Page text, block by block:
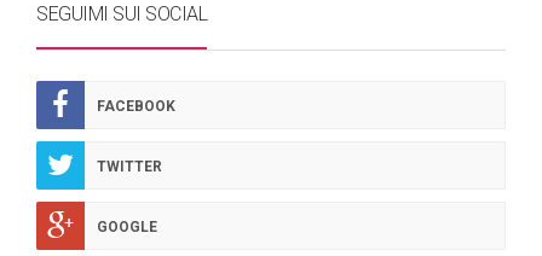
SEGUIMI SUI SOCIAL
FACEBOOK
TWITTER
GOOGLE